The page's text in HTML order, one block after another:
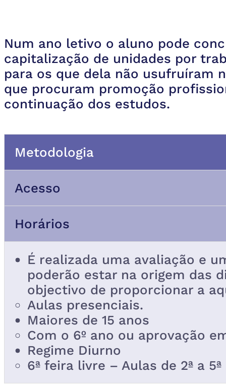
Num ano letivo o aluno pode
capitalização de unidades por
para os que dela não usufruíram
que procuram promoção
continuação dos estudos.
Metodologia
Acesso
Horários
É realizada uma avaliação e
poderão estar na origem das
objectivo de proporcionar a
Aulas presenciais.
Maiores de 15 anos
Com o 6º ano ou aprovação
Regime Diurno
6ª feira livre – Aulas de 2ª a 5ª